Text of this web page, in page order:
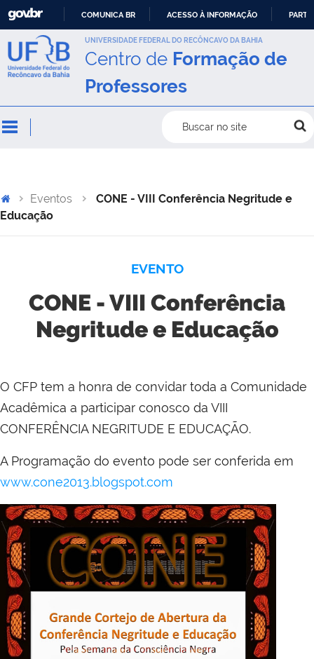
IR
PARA
CONTEÚDO
COMUNICA BR ACESSO À INFORMAÇÃO
UNIVERSIDADE FEDERAL DO RECÔNCAVO DA BAHIA
Centro de Formação de
Professores
Buscar no site
Eventos
CONE - VIII Conferência Negritude e
Educação
EVENTO
CONE - VIII Conferência
Negritude e Educação
O CFP tem a honra de convidar toda a Comunidade
Acadêmica a participar conosco da VIII
CONFERÊNCIA NEGRITUDE E EDUCAÇÃO.
A Programação do evento pode ser conferida em
www.cone2013.blogspot.com